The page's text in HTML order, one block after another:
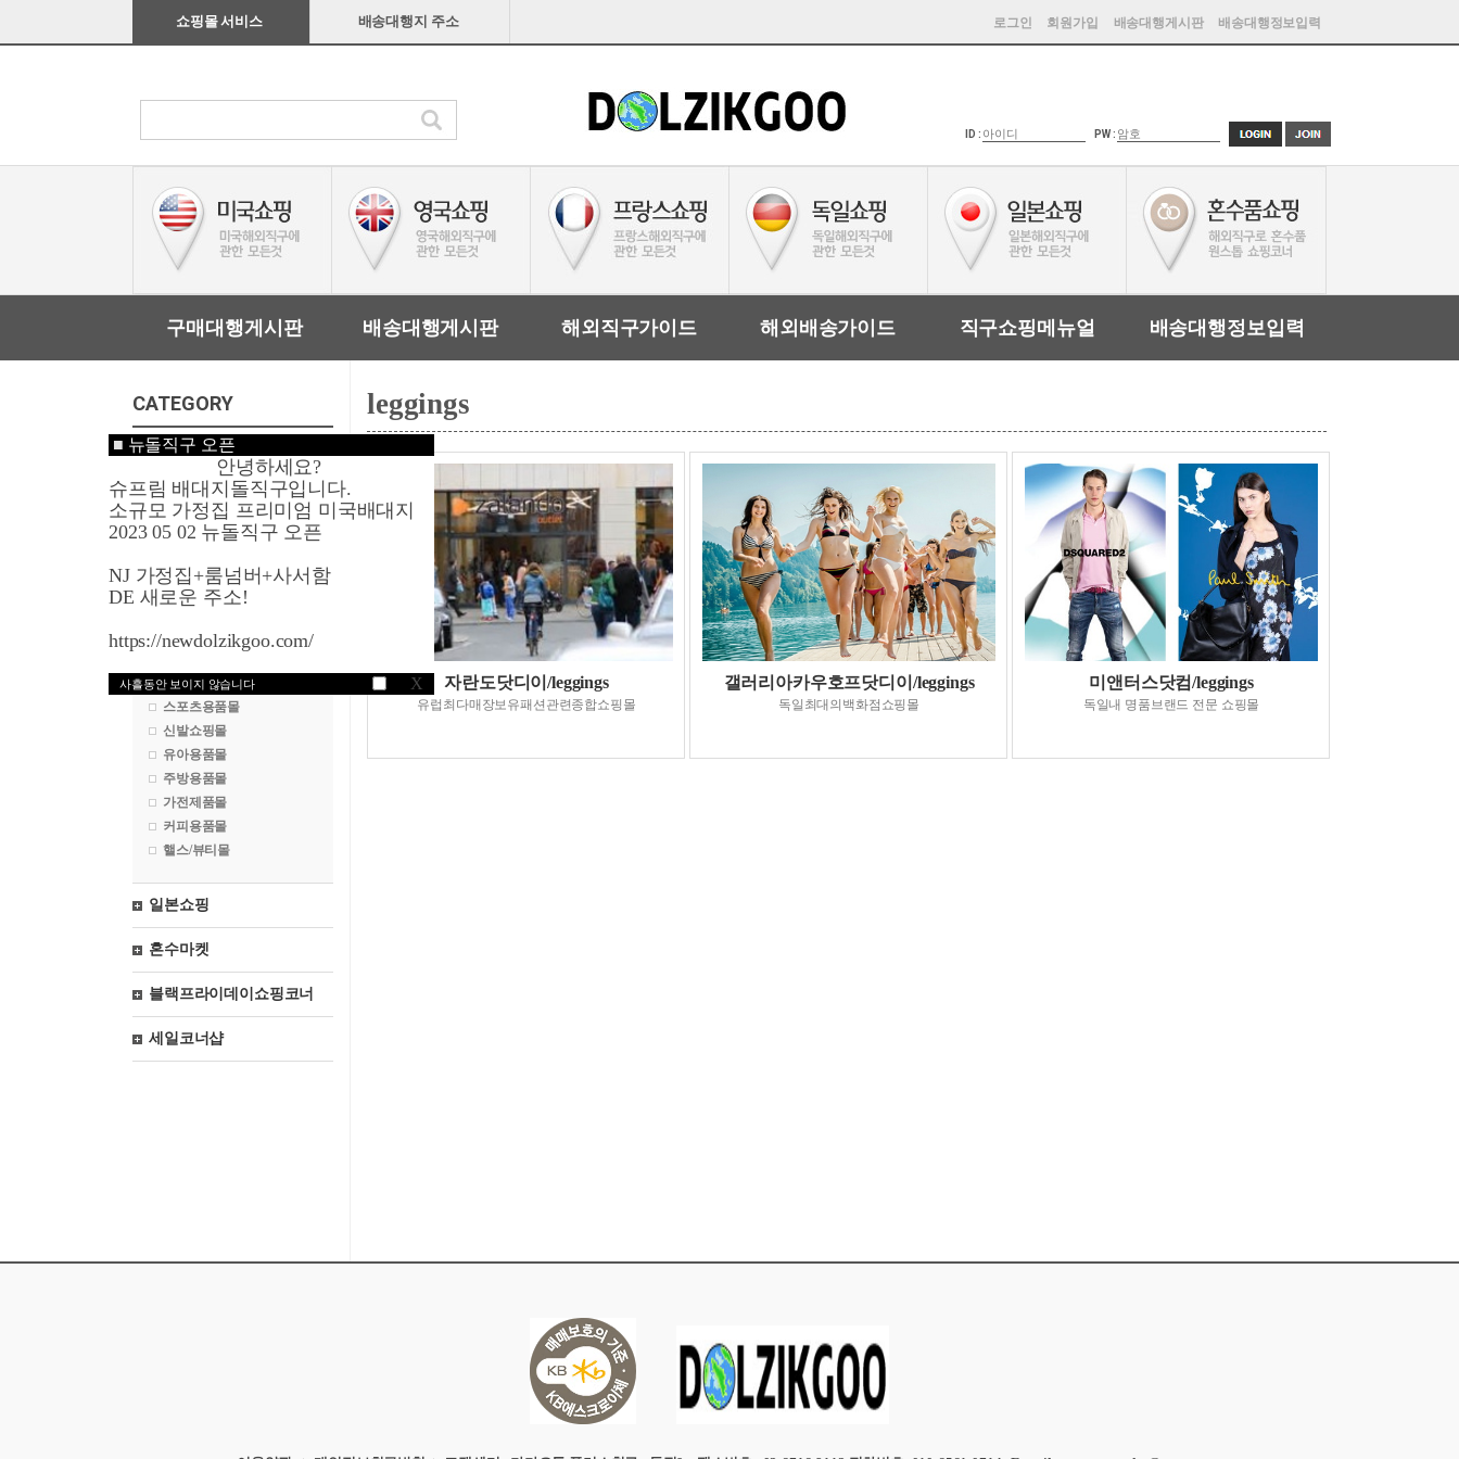
■ 뉴돌직구 오픈
안녕하세요?
슈프림 배대지돌직구입니다.
소규모 가정집 프리미엄 미국배대지
2023 05 02 뉴돌직구 오픈
NJ 가정집+룸넘버+사서함
DE 새로운 주소!
https://newdolzikgoo.com/
사흘동안 보이지 않습니다 X
쇼핑몰 서비스 배송대행지 주소 로그인 회원가입 배송대행게시판 배송대행정보입력
ID : PW :
구매대행게시판 배송대행게시판 해외직구가이드 해외배송가이드 직구쇼핑메뉴얼 배송대행정보입력
CATEGORY
미국쇼핑
영국쇼핑
프랑스쇼핑
독일쇼핑
패션쇼핑몰
시계쇼핑몰
스포츠용품몰
신발쇼핑몰
유아용품몰
주방용품몰
가전제품몰
커피용품몰
핼스/뷰티몰
일본쇼핑
혼수마켓
블랙프라이데이쇼핑코너
세일코너샵
leggings
자란도닷디이/leggings
유럽최다매장보유패션관련종합쇼핑몰
갤러리아카우호프닷디이/leggings
독일최대의백화점쇼핑몰
미앤터스닷컴/leggings
독일내 명품브랜드 전문 쇼핑몰